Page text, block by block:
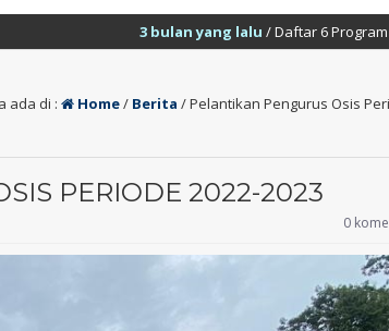
3 bulan yang lalu/ Daftar 6 Program Keahlian SMK
ada di : Home/ Berita /Pelantikan Pengurus Osis
PERIODE 2022-2023
0